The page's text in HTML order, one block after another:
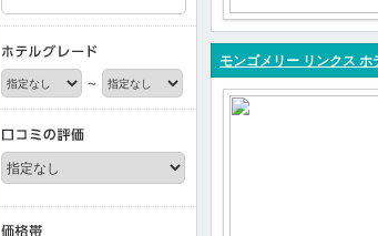
モンゴメリー リンクス ホ
～